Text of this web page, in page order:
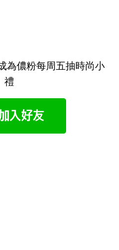
為儂粉每周五抽時尚小
禮